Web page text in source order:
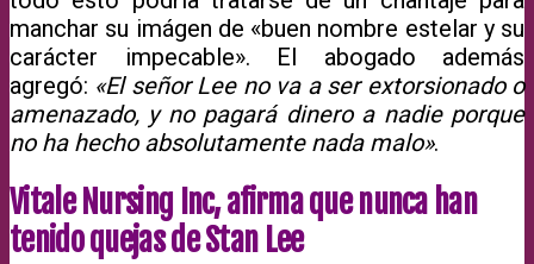
manchar su imágen de «buen nombre estelar y su
carácter impecable». El abogado además
agregó: «El señor Lee no va a ser extorsionado o
amenazado, y no pagará dinero a nadie porque
no ha hecho absolutamente nada malo».
Vitale Nursing Inc, afirma que nunca han
tenido quejas de Stan Lee